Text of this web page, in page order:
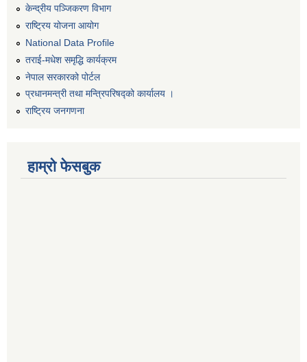
केन्द्रीय पञ्जिकरण विभाग
राष्ट्रिय योजना आयोग
National Data Profile
तराई-मधेश समृद्धि कार्यक्रम
नेपाल सरकारको पोर्टल
प्रधानमन्त्री तथा मन्त्रिपरिषद्को कार्यालय ।
राष्ट्रिय जनगणना
हाम्रो फेसबुक